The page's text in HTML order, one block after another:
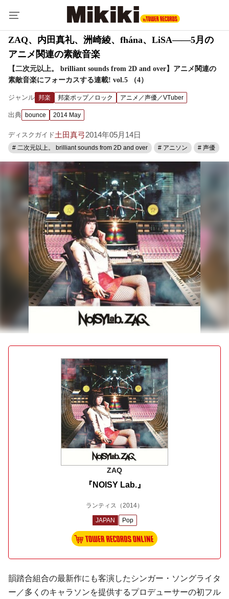
ZAQ、内田真礼、洲崎綾、fhána、LiSA――5月の
アニメ関連の素敵音楽
【二次元以上。 brilliant sounds from 2D and over】アニメ関連の
素敵音楽にフォーカスする連載! vol.5 （4）
ジャンル 邦楽 邦楽ポップ／ロック アニメ／声優／VTuber
出典 bounce 2014 May
ディスクガイド土田真弓2014年05月14日
# 二次元以上。 brilliant sounds from 2D and over # アニソン # 声優
ZAQ
『NOISY Lab.』
ランティス （2014）
JAPAN Pop
韻踏合組合の最新作にも客演したシンガー・ソングライタ
ー／多くのキャラソンを提供するプロデューサーの初フル